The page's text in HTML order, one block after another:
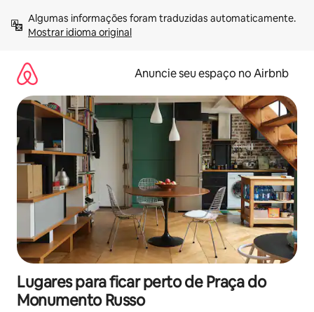
para
Mostrar idioma original
Anuncie seu espaço no Airbnb
Lugares para ficar perto de Praça do
Monumento Russo